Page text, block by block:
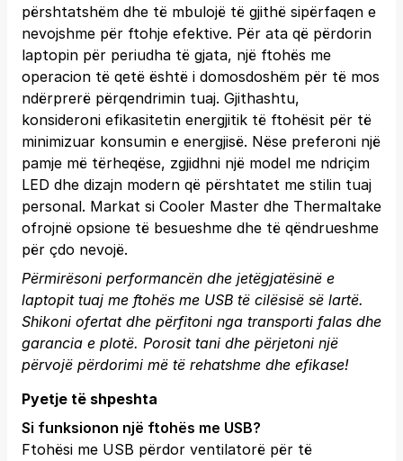
përshtatshëm dhe të mbulojë të gjithë sipërfaqen e
nevojshme për ftohje efektive. Për ata që përdorin
laptopin për periudha të gjata, një ftohës me
operacion të qetë është i domosdoshëm për të mos
ndërprerë përqendrimin tuaj. Gjithashtu,
konsideroni efikasitetin energjitik të ftohësit për të
minimizuar konsumin e energjisë. Nëse preferoni një
pamje më tërheqëse, zgjidhni një model me ndriçim
LED dhe dizajn modern që përshtatet me stilin tuaj
personal. Markat si Cooler Master dhe Thermaltake
ofrojnë opsione të besueshme dhe të qëndrueshme
për çdo nevojë.
Përmirësoni performancën dhe jetëgjatësinë e
laptopit tuaj me ftohës me USB të cilësisë së lartë.
Shikoni ofertat dhe përfitoni nga transporti falas dhe
garancia e plotë. Porosit tani dhe përjetoni një
përvojë përdorimi më të rehatshme dhe efikase!
Pyetje të shpeshta
Si funksionon një ftohës me USB?
Ftohësi me USB përdor ventilatorë për të